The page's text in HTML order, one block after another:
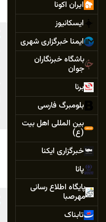
ایران اکونا
ایسکانیوز
ایمنا خبرگزاری شهری
باشگاه خبرنگاران
جوان
برنا
بلومبرگ فارسی
بین المللی اهل بیت
(ع)
خبرگزاری ایکنا
پانا
پایگاه اطلاع رسانی
مهرصبا
تابناک